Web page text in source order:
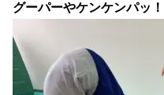
グーパーやケンケンパッ